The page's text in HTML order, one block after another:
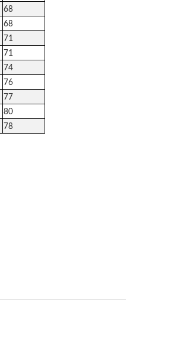
68
68
71
71
74
76
77
80
78